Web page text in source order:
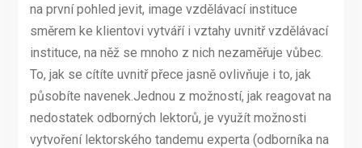
na první pohled jevit, image vzdělávací instituce
směrem ke klientovi vytváří i vztahy uvnitř vzdělávací
instituce, na něž se mnoho z nich nezaměřuje vůbec.
To, jak se cítíte uvnitř přece jasně ovlivňuje i to, jak
působíte navenek.Jednou z možností, jak reagovat na
nedostatek odborných lektorů, je využít možnosti
vytvoření lektorského tandemu experta (odborníka na